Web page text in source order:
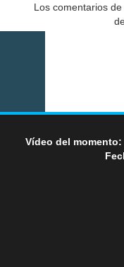
Los comentarios
Vídeo del